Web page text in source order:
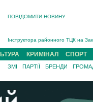
ПОВІДОМИТИ НОВИНУ
Інструктора районного ТЦК на
В Ужгороді попрощаються із
В Ужгороді 5 серпня
Підтвердили загибель
На війні з рф поліг військовий з
На війні загинув 26-річний
КРИМІНАЛ СПОРТ
ЗМІ ПАРТІЇ БРЕНДИ